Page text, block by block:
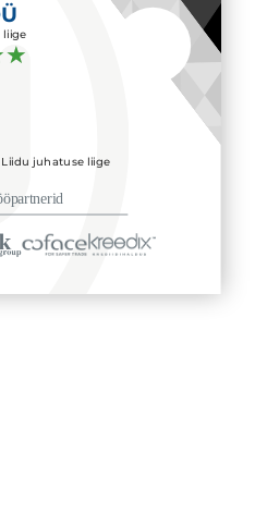
liige
Liidu juhatuse liige